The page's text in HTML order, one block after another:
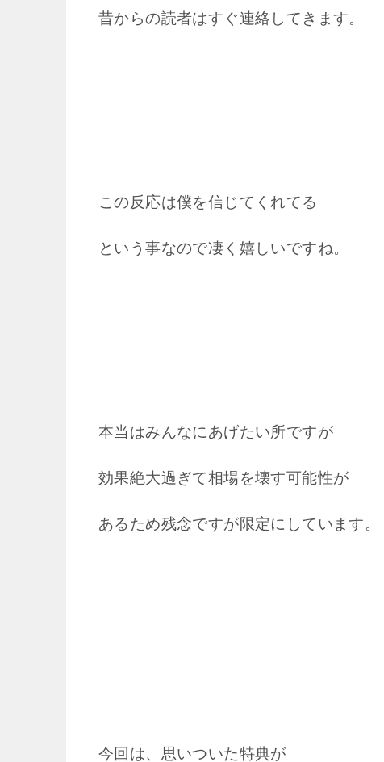
昔からの読者はすぐ連絡してきます。
この反応は僕を信じてくれてる
という事なので凄く嬉しいですね。
本当はみんなにあげたい所ですが
効果絶大過ぎて相場を壊す可能性が
あるため残念ですが限定にしています。
今回は、思いついた特典が